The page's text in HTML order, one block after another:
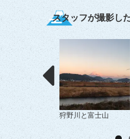
スタッフが撮影し
狩野川と富士山